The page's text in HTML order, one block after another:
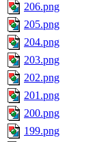
206.png
205.png
204.png
203.png
202.png
201.png
200.png
199.png